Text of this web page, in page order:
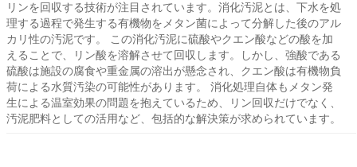
リンを回収する技術が注目されています。消化汚泥とは、下水を処
理する過程で発生する有機物をメタン菌によって分解した後のアル
カリ性の汚泥です。 この消化汚泥に硫酸やクエン酸などの酸を加
えることで、リン酸を溶解させて回収します。しかし、強酸である
硫酸は施設の腐食や重金属の溶出が懸念され、クエン酸は有機物負
荷による水質汚染の可能性があります。 消化処理自体もメタン発
生による温室効果の問題を抱えているため、リン回収だけでなく、
汚泥肥料としての活用など、包括的な解決策が求められています。